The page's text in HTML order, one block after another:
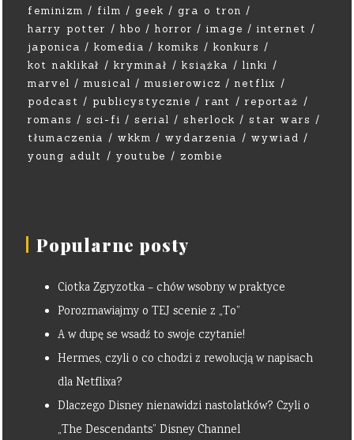
feminizm
film geek
gra o tron
harry potter
hbo horror image
internet
japonica
komedia komiks
konkurs
kot naklikał
kryminał książka
linki
marvel
musical musierowicz
netflix
podcast
publicystycznie rant
reportaż
romans
sci-fi serial sherlock
star wars
tłumaczenia
wkkm wydarzenia
wywiad
young adult
youtube zombie
Popularne posty
Ciotka Zgryzotka – chów wsobny w praktyce
Porozmawiajmy o TEJ scenie z „To”
A w dupę se wsadź to swoje czytanie!
Hermes, czyli o co chodzi z rewolucją w napisach
dla Netflixa?
Dlaczego Disney nienawidzi nastolatków? Czyli o
„The Descendants” Disney Channel